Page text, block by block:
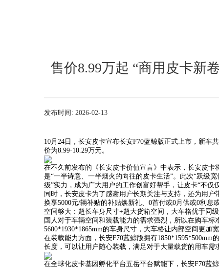
售价8.99万起 “商用皮卡新
发布时间: 2026-02-13
10月24日，长安皮卡宣布长安F70蓝鲸版正式上市，新车
价为8.99-10.29万元。
在不久前发布的《长安皮卡价值宣言》中表示，长安皮
是“一半诗意、一半烟火的向往的皮卡生活”。此次“跃级
级”实力，成为广大用户的工作创富好帮手，让皮卡“不
同时，长安皮卡为了感谢用户长期关注与支持，还为用
换享5000元/辆补贴的补贴焕新礼、0首付或0月供或0利息
空间够大：超长车身尺寸+超大货箱空间，大车格优于同级
国人对于车辆空间和装载能力的需求强烈，所以在购车
5600*1930*1865mm的车身尺寸，大车格让内部空间更加
在装载能力方面，长安F70蓝鲸版拥有1850*1595*500mm
长度，可以让用户随心装载，满足对于大量载货的用车需
在全球化皮卡基因孵化平台五岳平台赋能下，长安F70蓝